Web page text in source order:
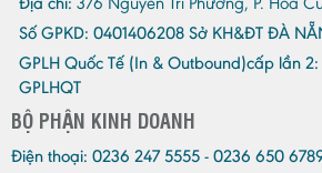
Số GPKD: 0401406208 Sở KH&ĐT ĐÀ
GPLH Quốc Tế (In & Outbound)cấp lần 2:
GPLHQT
BỘ PHẬN KINH DOANH
Điện thoại: 0236 247 5555 - 0236 650